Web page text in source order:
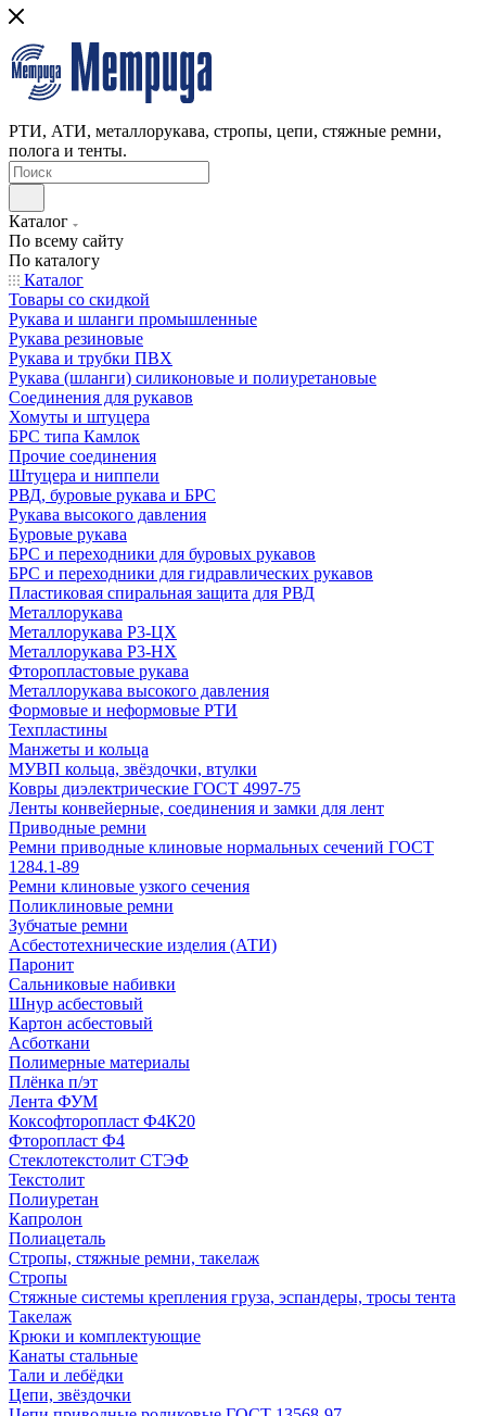
РТИ, АТИ, металлорукава, стропы, цепи, стяжные ремни,
полога и тенты.
Каталог
По всему сайту
По каталогу
Каталог
Товары со скидкой
Рукава и шланги промышленные
Рукава резиновые
Рукава и трубки ПВХ
Рукава (шланги) силиконовые и полиуретановые
Соединения для рукавов
Хомуты и штуцера
БРС типа Камлок
Прочие соединения
Штуцера и ниппели
РВД, буровые рукава и БРС
Рукава высокого давления
Буровые рукава
БРС и переходники для буровых рукавов
БРС и переходники для гидравлических рукавов
Пластиковая спиральная защита для РВД
Металлорукава
Металлорукава Р3-ЦХ
Металлорукава Р3-НХ
Фторопластовые рукава
Металлорукава высокого давления
Формовые и неформовые РТИ
Техпластины
Манжеты и кольца
МУВП кольца, звёздочки, втулки
Ковры диэлектрические ГОСТ 4997-75
Ленты конвейерные, соединения и замки для лент
Приводные ремни
Ремни приводные клиновые нормальных сечений ГОСТ
1284.1-89
Ремни клиновые узкого сечения
Поликлиновые ремни
Зубчатые ремни
Асбестотехнические изделия (АТИ)
Паронит
Сальниковые набивки
Шнур асбестовый
Картон асбестовый
Асботкани
Полимерные материалы
Плёнка п/эт
Лента ФУМ
Коксофторопласт Ф4К20
Фторопласт Ф4
Стеклотекстолит СТЭФ
Текстолит
Полиуретан
Капролон
Полиацеталь
Стропы, стяжные ремни, такелаж
Стропы
Стяжные системы крепления груза, эспандеры, тросы тента
Такелаж
Крюки и комплектующие
Канаты стальные
Тали и лебёдки
Цепи, звёздочки